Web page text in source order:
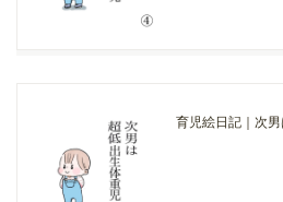
育児絵日記｜次